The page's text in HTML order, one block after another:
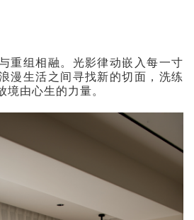
重组相融。光影律动嵌入每一寸
漫生活之间寻找新的切面，洗练
境由心生的力量。